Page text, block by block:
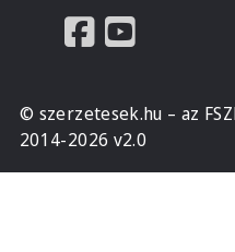
© szerzetesek.hu – az
2014-2026 v2.0